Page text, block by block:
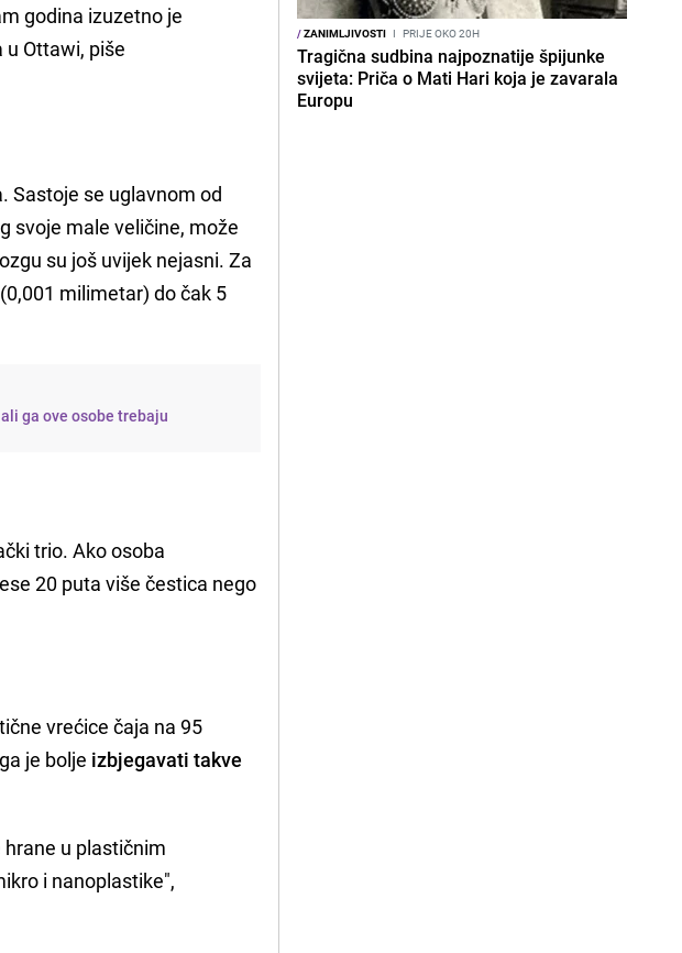
godina izuzetno je
Ottawi, piše
Sastoje se uglavnom od
svoje male veličine, može
su još uvijek nejasni. Za
milimetar) do čak 5
ga ove osobe trebaju
trio. Ako osoba
20 puta više čestica nego
vrećice čaja na 95
je bolje izbjegavati takve
u plastičnim
i nanoplastike",
/ZANIMLJIVOSTI I PRIJE OKO 20H
Tragična sudbina najpoznatije špijunke
svijeta: Priča o Mati Hari koja je zavarala
Europu